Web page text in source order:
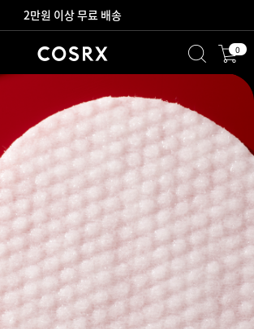
새로워진 회원 혜택을 만나보세요!
2만원 이상 무료 배송 0